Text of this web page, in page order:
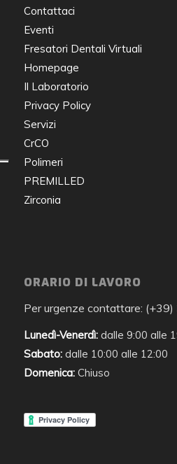
Contattaci
Eventi
Fresatori Dentali Virtuali
Homepage
Il Laboratorio
Privacy Policy
Servizi
CrCO
Polimeri
PREMILLED
Zirconia
ORARIO DI LAVORO
Per urgenze contattare:
Lunedì-Venerdì: dalle 9:00 alle
Sabato: dalle 10:00 alle 12:00
Domenica: Chiuso